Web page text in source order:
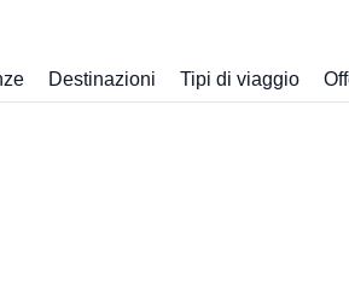
Destinazioni Tipi di viaggio